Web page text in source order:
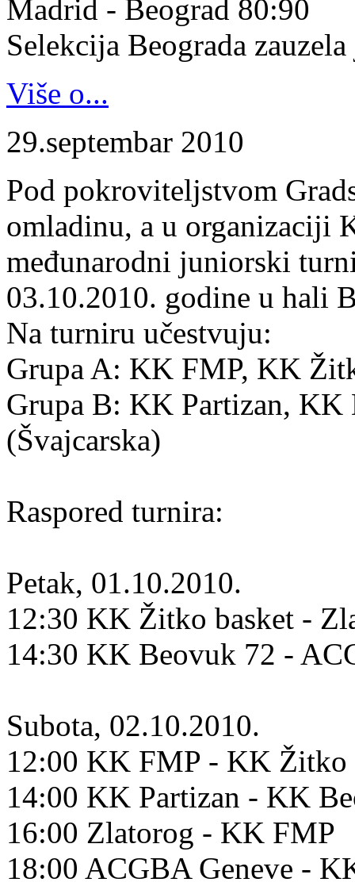
Madrid - Beograd 80:90
Selekcija Beograda
Više o...
29.septembar 2010
Pod pokroviteljstvom
omladinu, a u organizaciji
međunarodni juniorski
03.10.2010. godine u hali
Na turniru učestvuju:
Grupa A: KK FMP, KK
Grupa B: KK Partizan, KK
(Švajcarska)
Raspored turnira:
Petak, 01.10.2010.
12:30 KK Žitko basket -
14:30 KK Beovuk 72 -
Subota, 02.10.2010.
12:00 KK FMP - KK Žitko
14:00 KK Partizan - KK
16:00 Zlatorog - KK FMP
18:00 ACGBA Geneve -